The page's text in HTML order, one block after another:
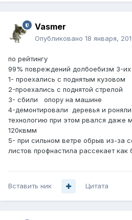
Vasmer
Опубликовано 18 января,
по рейтингу
99% повреждений долбоебизм 3-их
1- проехались с поднятым кузовом
2-проехались с поднятой стрелой
3- сбили опору на машине
4-демонтировали деревья и
технологию при этом рвался даже
120квмм
5- при сильном ветре обрыв из-за
листов профнастила рассекает как
Вставить ник Цитата